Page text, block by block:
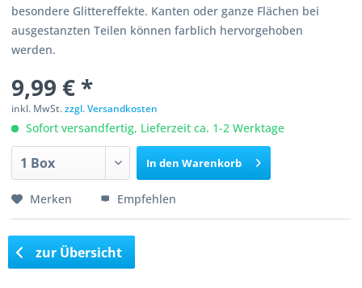
besondere Glittereffekte. Kanten oder ganze Flächen bei
ausgestanzten Teilen können farblich hervorgehoben
werden.
9,99 € *
inkl. MwSt.zzgl. Versandkosten
Sofort versandfertig, Lieferzeit ca. 1-2 Werktage
In den Warenkorb
Merken Empfehlen
zur Übersicht